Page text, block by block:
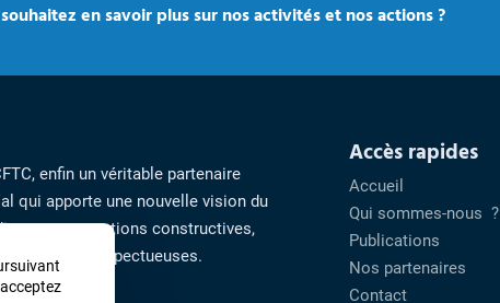
en savoir plus sur nos activités et nos actions ?
enfin un véritable partenaire
qui apporte une nouvelle vision du
par ses actions constructives,
et respectueuses.
Accès rapides
Accueil
Qui sommes-nous ?
Publications
Nos partenaires
Contact